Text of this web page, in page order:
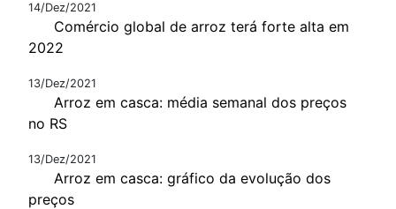
14/Dez/2021
Comércio global de arroz terá forte alta em
2022
13/Dez/2021
Arroz em casca: média semanal dos preços
no RS
13/Dez/2021
Arroz em casca: gráfico da evolução dos
preços